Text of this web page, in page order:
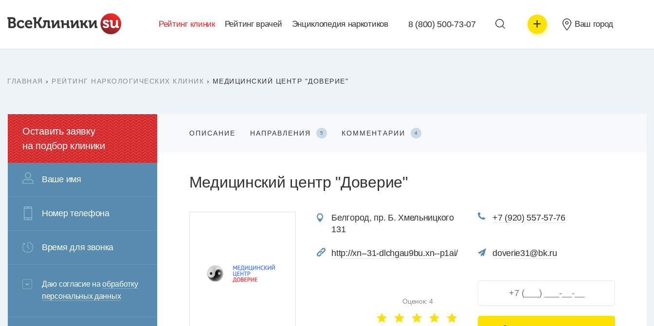
Рейтинг клиник Рейтинг врачей Энциклопедия наркотиков 8 (800) 500-73-07 + Ваш город
ГЛАВНАЯ › РЕЙТИНГ НАРКОЛОГИЧЕСКИХ КЛИНИК › МЕДИЦИНСКИЙ ЦЕНТР "ДОВЕРИЕ"
ОПИСАНИЕ НАПРАВЛЕНИЯ 5 КОММЕНТАРИИ 4
Медицинский центр "Доверие"
Белгород, пр. Б. Хмельницкого
131
+7 (920) 557-57-76
http://xn--31-dlchgau9bu.xn--p1ai/ doverie31@bk.ru
Оценок: 4
3+6=
Оставить заявку
на подбор клиники
Ваше имя
Номер телефона
Время для звонка
3+6=
Даю согласие наобработку
персональных данных